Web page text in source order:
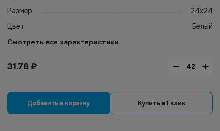
Размер
24х24
Цвет
Белый
Смотреть все характеристики
31.78 ₽
Добавить в корзину Купить в 1 клик